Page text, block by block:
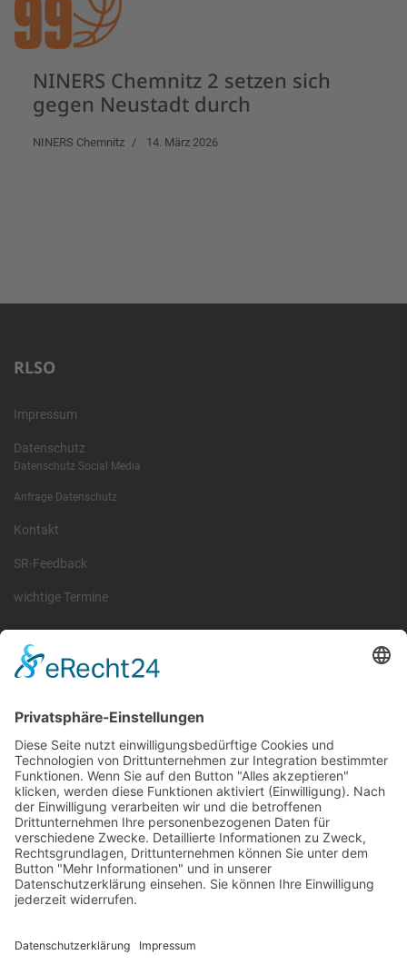
NINERS Chemnitz 2 setzen sich
gegen Neustadt durch
NINERS Chemnitz 14. März 2026
RLSO
Impressum
Datenschutz
Datenschutz Social Media
Anfrage Datenschutz
Kontakt
SR-Feedback
wichtige Termine
Information
Sachsen und Thüringen. Er ist als eingetragener Verein tätig und
gleichzeitig Veranstalter der Spiele der Regionalliga in
verschiedenen Ligen.
Die RLSO ist jetzt auch erreichbar unter der Adresse
Wir betreiben ...